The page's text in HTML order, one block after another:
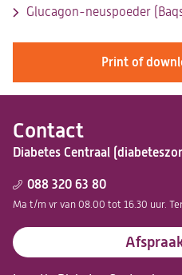
Contact
Diabetes Centraal
088 320 63 80
Ma t/m vr van 08.00 tot 16.30 uur.
Print of
Glucagon-neuspoeder